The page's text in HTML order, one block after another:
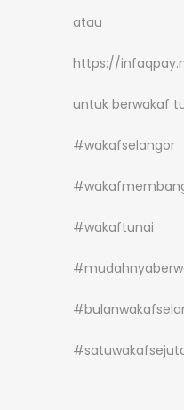
atau
https://
untuk berwakaf
#wakafselangor
#wakaftunai